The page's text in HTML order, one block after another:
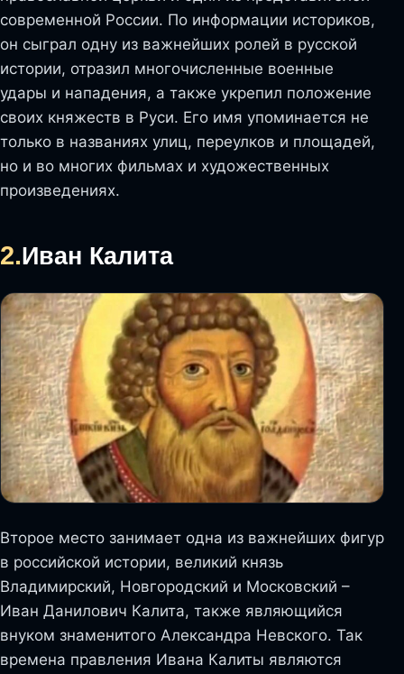
современной России. По информации историков,
он сыграл одну из важнейших ролей в русской
истории, отразил многочисленные военные
удары и нападения, а также укрепил положение
своих княжеств в Руси. Его имя упоминается не
только в названиях улиц, переулков и площадей,
но и во многих фильмах и художественных
произведениях.
2.Иван Калита
Второе место занимает одна из важнейших фигур
в российской истории, великий князь
Владимирский, Новгородский и Московский –
Иван Данилович Калита, также являющийся
внуком знаменитого Александра Невского. Так
времена правления Ивана Калиты являются